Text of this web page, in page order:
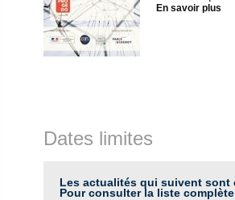
En savoir plus
Dates limites
Les actualités qui suivent
Pour consulter la liste